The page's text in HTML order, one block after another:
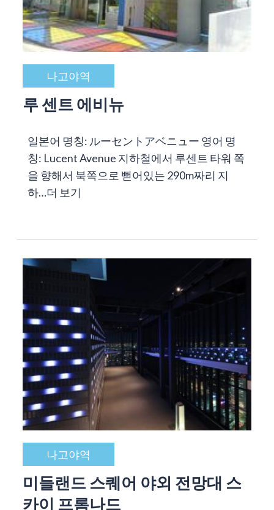
나고야역
루 센트 에비뉴
일본어 명칭: ルーセントアベニュー 영어 명
칭: Lucent Avenue 지하철에서 루센트 타워 쪽
을 향해서 북쪽으로 뻗어있는 290m짜리 지
하…더 보기
나고야역
미들랜드 스퀘어 야외 전망대 스
카이 프롬나드